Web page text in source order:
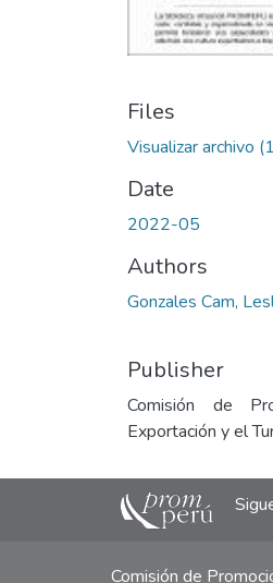
Files
Visualizar archivo
Date
2022-05
Authors
Gonzales Cam,
Publisher
Comisión de
Exportación y el
Comisión de